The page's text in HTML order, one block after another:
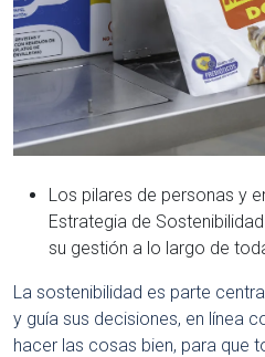
Los pilares de personas y
Estrategia de
su gestión a lo largo de
La sostenibilidad es parte
y guía sus decisiones, en línea
hacer las cosas bien, para que